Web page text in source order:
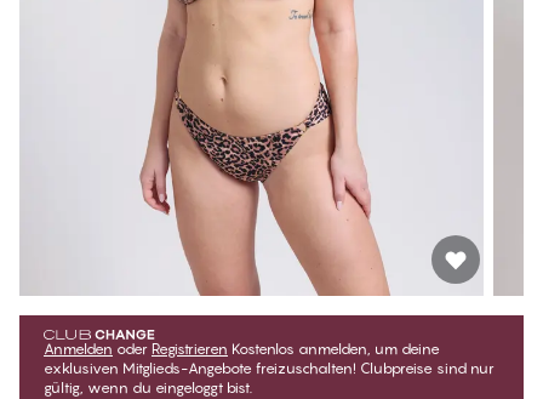
Anmelden oder Registrieren Kostenlos anmelden, um deine
exklusiven Mitglieds-Angebote freizuschalten! Clubpreise sind nur
gültig, wenn du eingeloggt bist.